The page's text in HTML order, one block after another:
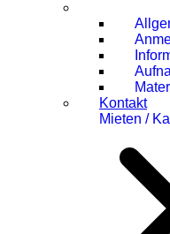
Kontakt
Mieten /